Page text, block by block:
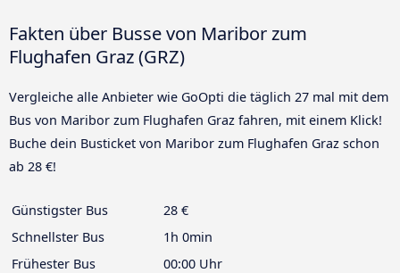
Fakten über Busse von Maribor zum
Flughafen Graz (GRZ)
Vergleiche alle Anbieter wie GoOpti die täglich 27 mal mit dem
Bus von Maribor zum Flughafen Graz fahren, mit einem Klick!
Buche dein Busticket von Maribor zum Flughafen Graz schon
ab 28 €!
Günstigster Bus
28 €
Schnellster Bus
1h 0min
Frühester Bus
00:00 Uhr